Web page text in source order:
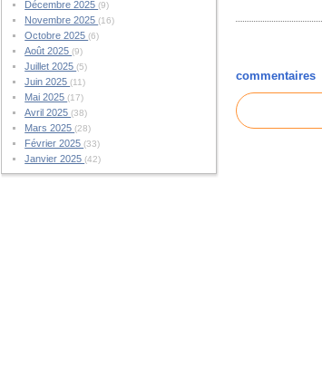
Décembre 2025(9)
Novembre 2025(16)
Octobre 2025(6)
Août 2025(9)
Juillet 2025(5)
Juin 2025(11)
Mai 2025(17)
Avril 2025(38)
Mars 2025(28)
Février 2025(33)
Janvier 2025(42)
commentaires